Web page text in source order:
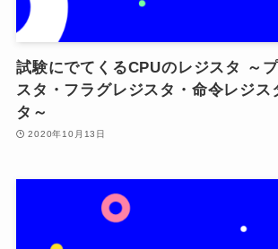
試験にでてくるCPUのレジスタ ～
スタ・フラグレジスタ・命令レジス
タ～
2020年10月13日